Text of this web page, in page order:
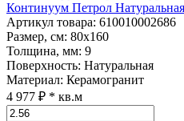
Континуум Петрол
Артикул товара: 610010002686
Размер, см: 80x160
Толщина, мм: 9
Поверхность: Натуральная
Материал: Керамогранит
4 977 ₽ * кв.м